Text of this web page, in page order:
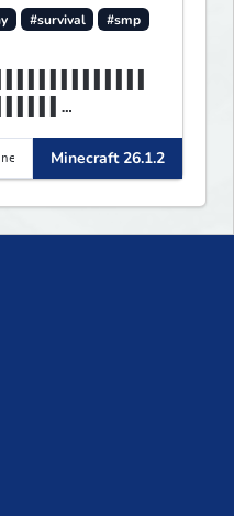
#survival
#smp
Minecraft 26.1.2